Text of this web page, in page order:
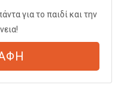
για το παιδί και την